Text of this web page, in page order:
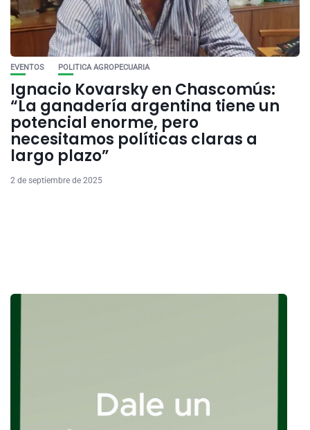
EVENTOS POLITICA AGROPECUARIA
Ignacio Kovarsky en Chascomús:
“La ganadería argentina tiene un
potencial enorme, pero
necesitamos políticas claras a
largo plazo”
2 de septiembre de 2025